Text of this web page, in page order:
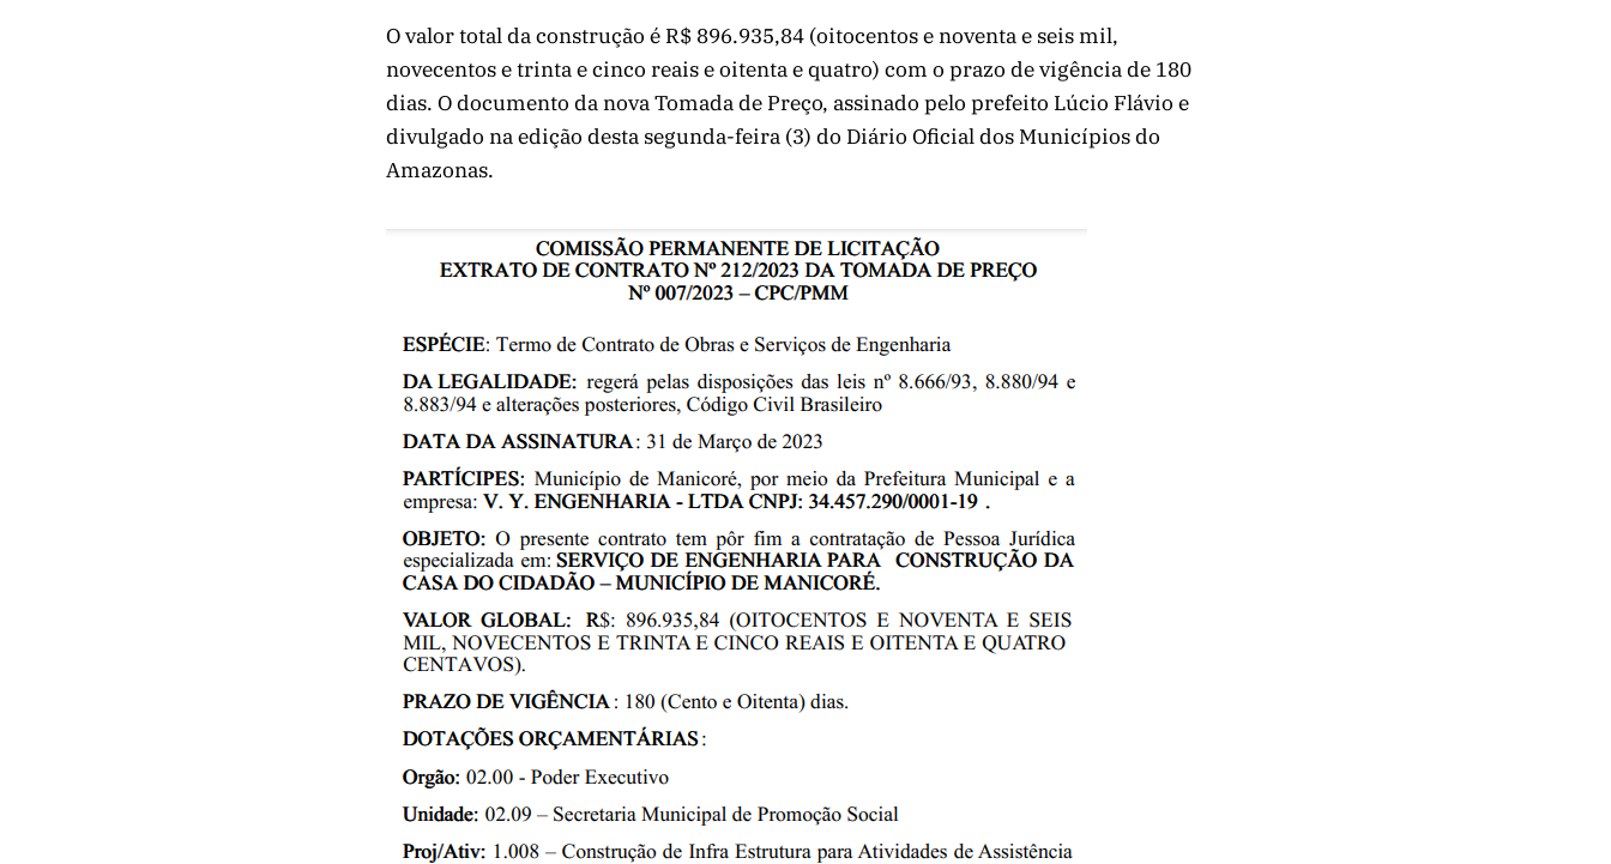
O valor total da construção é R$ 896.935,84 (oitocentos e noventa e seis mil,
novecentos e trinta e cinco reais e oitenta e quatro) com o prazo de vigência de 180
dias. O documento da nova Tomada de Preço, assinado pelo prefeito Lúcio Flávio e
divulgado na edição desta segunda-feira (3) do Diário Oficial dos Municípios do
Amazonas.